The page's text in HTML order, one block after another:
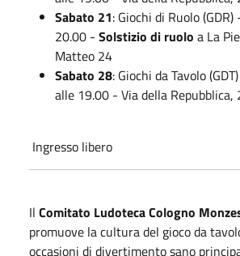
Sabato 21: Giochi di Ruolo
20.00 - Solstizio di ruolo a La
Matteo 24
Sabato 28: Giochi da Tavolo
alle 19.00 - Via della Repubblica,
Ingresso libero
Il Comitato Ludoteca Cologno
promuove la cultura del gioco da
occasioni di divertimento sano